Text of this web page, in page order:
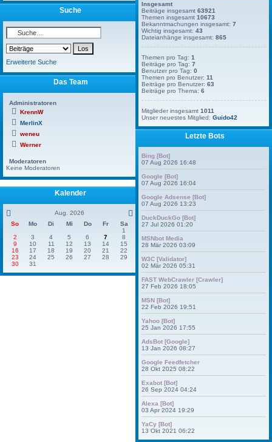
Suche
Erweiterte Suche
Das Team
Administratoren
KrennW
MerlinX
weneu
Werner
Moderatoren
Keine Moderatoren
Kalender
Aug. 2026
So
Mo Di Mi Do Fr
Sa
1
2
3 4 5 6 7
8
9
10 11 12 13 14
15
16
17 18 19 20 21
22
23
24 25 26 27 28
29
30
31
Insgesamt
Beiträge insgesamt63921
Themen insgesamt10673
Bekanntmachungen insgesamt:7
Wichtig insgesamt:43
Dateianhänge insgesamt:865
Themen pro Tag:1
Beiträge pro Tag:7
Benutzer pro Tag:0
Themen pro Benutzer:11
Beiträge pro Benutzer:63
Beiträge pro Thema:6
Mitglieder insgesamt1011
Unser neuestes Mitglied:Guido42
Letzte Bots
Bing [Bot]
07 Aug 2026 16:48
Google [Bot]
07 Aug 2026 16:04
Google Adsense [Bot]
07 Aug 2026 13:23
DuckDuckGo [Bot]
27 Jul 2026 01:20
MSNbot Media
28 Mär 2026 03:09
W3C [Validator]
02 Mär 2026 05:31
FAST WebCrawler [Crawler]
27 Feb 2026 18:05
MSN [Bot]
22 Feb 2026 19:51
Yahoo [Bot]
25 Jan 2026 17:55
AdsBot [Google]
13 Jan 2026 08:27
Google Feedfetcher
28 Okt 2025 08:22
Exabot [Bot]
26 Sep 2024 04:24
Alexa [Bot]
03 Apr 2024 19:29
YaCy [Bot]
13 Okt 2021 06:22